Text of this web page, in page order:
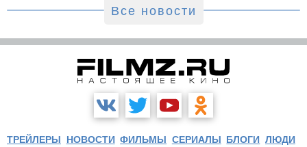
Все новости
ТРЕЙЛЕРЫ НОВОСТИ ФИЛЬМЫ СЕРИАЛЫ БЛОГИ ЛЮДИ